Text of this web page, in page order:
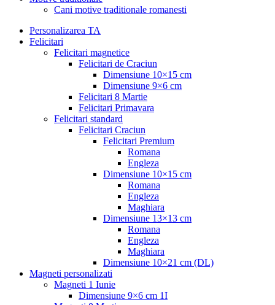
Cani motive traditionale romanesti
Personalizarea TA
Felicitari
Felicitari magnetice
Felicitari de Craciun
Dimensiune 10×15 cm
Dimensiune 9×6 cm
Felicitari 8 Martie
Felicitari Primavara
Felicitari standard
Felicitari Craciun
Felicitari Premium
Romana
Engleza
Dimensiune 10×15 cm
Romana
Engleza
Maghiara
Dimensiune 13×13 cm
Romana
Engleza
Maghiara
Dimensiune 10×21 cm (DL)
Magneti personalizati
Magneti 1 Iunie
Dimensiune 9×6 cm 1I